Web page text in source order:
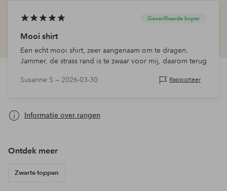
Geverifieerde koper
Mooi shirt
Een echt mooi shirt, zeer aangenaam om te dragen.
Jammer, de strass rand is te zwaar voor mij, daarom terug
Susanne S — 2026-03-30 Rapporteer
Informatie over rangen
Ontdek meer
Zwarte toppen